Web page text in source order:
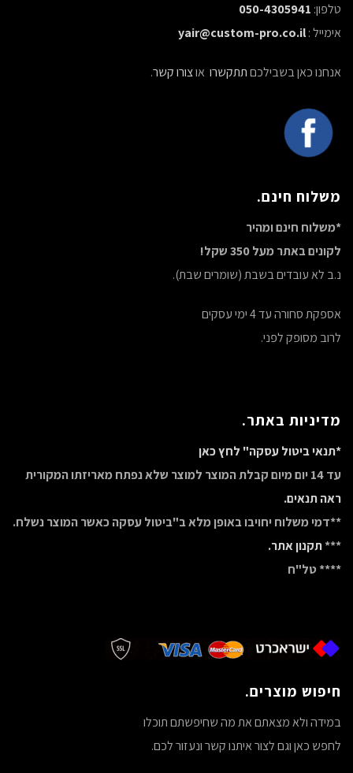
טלפון: 050-4305941
אימייל :yair@custom-pro.co.il
אנחנו כאן בשבילכםתתקשרו אוצורו קשר.
משלוח חינם.
*משלוח חינם ומהיר
לקונים באתר מעל 350 שקל!
נ.ב לא עובדים בשבת (שומרים שבת).
אספקת סחורה עד 4 ימי עסקים
לרוב מסופק לפני.
מדיניות באתר.
*תנאי ביטול עסקה" לחץ כאן
עד 14 יום מיום קבלת המוצר למוצר שלא נפתח מאריזתו המקורית
ראה תנאים.
**דמי משלוח יחויבו באופן מלא ב"ביטול עסקה כאשר המוצר נשלח.
***תקנון אתר.
**** טל"ח
חיפוש מוצרים.
במידה ולא מצאתם את מה שחיפשתם תוכלו
לחפש כאן וגם לצור איתנו קשר ונעזור לכם.